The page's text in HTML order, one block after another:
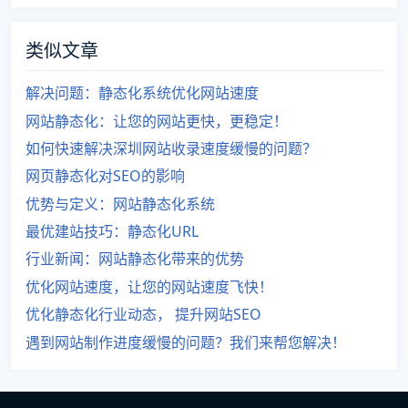
类似文章
解决问题：静态化系统优化网站速度
网站静态化：让您的网站更快，更稳定！
如何快速解决深圳网站收录速度缓慢的问题？
网页静态化对SEO的影响
优势与定义：网站静态化系统
最优建站技巧：静态化URL
行业新闻：网站静态化带来的优势
优化网站速度，让您的网站速度飞快！
优化静态化行业动态， 提升网站SEO
遇到网站制作进度缓慢的问题？我们来帮您解决！